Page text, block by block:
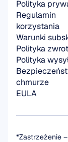
Polityka
Regulamin
korzystania
Warunki
Polityka
Polityka
chmurze
EULA
*Zastrzeżenie